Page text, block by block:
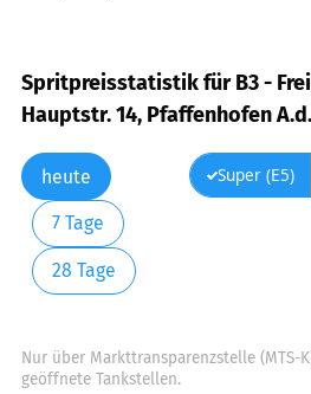
Spritpreisstatistik für B3 -
Hauptstr. 14, Pfaffenhofen
heute
7 Tage
28 Tage
Super (E5)
Nur über Markttransparenzstelle (MTS-
geöffnete Tankstellen.